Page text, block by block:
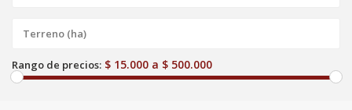
Rango de precios: $ 15.000 a $ 500.000